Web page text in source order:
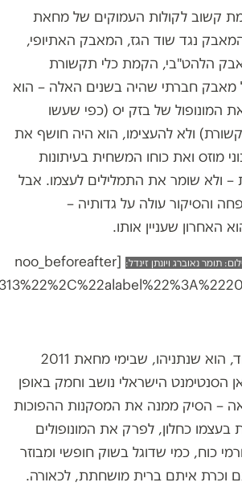
קשוב לקולות העמוקים של מחאת
– המאבק נגד שוד הגז, המאבק האתיופי,
הלהט"בי, הקמת כלי תקשורת
מאבק חברתי שהיה בשנים האלה – הוא
המונופול של בזק יס (כפי שעשו
ולא להעצימו, הוא היה חושף את
מוזס ואת כוחו המשחית בעיתונות
– ולא שומר את התמלילים לעצמו. אבל
והסיקור עולה על גדותיה –
האחרון שעניין אותו.
​ [noo_beforeafter
מה שמדהים במיוחד, הוא שנתניהו, שבימי מחאת 2011
הסנטימנט הישראלי נושב וחמק באופן
– הסיק ממנה את המסקנות ההפוכות
בעצמו כחלון, לפרק את המונופולים
כוח, כמי שדוגל בשוק חופשי ומבוזר
וכרת איתם ברית מושחתת, לכאורה.